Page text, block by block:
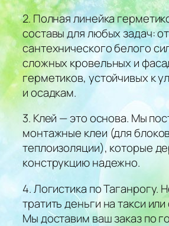
2. Полная линейка
составы для любых задач: от
сантехнического белого
сложных кровельных и
герметиков, устойчивых к
и осадкам.
3. Клей — это основа. Мы
монтажные клеи (для
теплоизоляции), которые
конструкцию надежно.
4. Логистика по Таганрогу.
тратить деньги на такси
Мы доставим ваш заказ по